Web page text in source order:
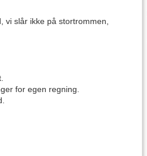
vi slår ikke på stortrommen,
for egen regning.